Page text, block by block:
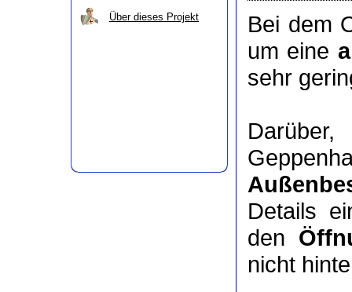
Über dieses Projekt
Bei dem
um eine
sehr
Details
den
nicht